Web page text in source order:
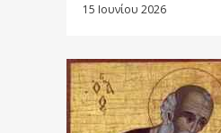
15 Ιουνίου 2026